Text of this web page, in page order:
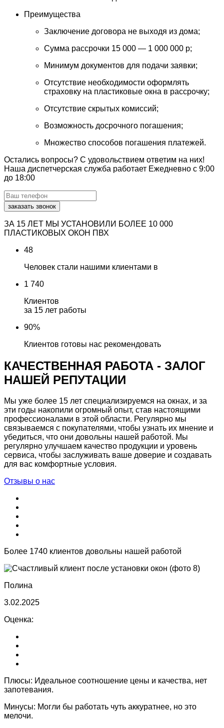
Преимущества
Заключение договора не выходя из дома;
Сумма рассрочки 15 000 — 1 000 000 p;
Минимум документов для подачи заявки;
Отсутствие необходимости оформлять
страховку на пластиковые окна в рассрочку;
Отсутствие скрытых комиссий;
Возможность досрочного погашения;
Множество способов погашения платежей.
Остались вопросы? С удовольствием ответим на них!
Наша диспетчерская служба работает Ежедневно с 9:00
до 18:00
заказать звонок
ЗА 15 ЛЕТ МЫ УСТАНОВИЛИ БОЛЕЕ 10 000
ПЛАСТИКОВЫХ ОКОН ПВХ
48
Человек стали нашими клиентами в
1 740
Клиентов
за 15 лет работы
90%
Клиентов готовы нас рекомендовать
КАЧЕСТВЕННАЯ РАБОТА - ЗАЛОГ
НАШЕЙ РЕПУТАЦИИ
Мы уже более 15 лет специализируемся на окнах, и за
эти годы накопили огромный опыт, став настоящими
профессионалами в этой области. Регулярно мы
связываемся с покупателями, чтобы узнать их мнение и
убедиться, что они довольны нашей работой. Мы
регулярно улучшаем качество продукции и уровень
сервиса, чтобы заслуживать ваше доверие и создавать
для вас комфортные условия.
Отзывы о нас
Более 1740 клиентов довольны нашей работой
Полина
3.02.2025
Оценка:
Плюсы: Идеальное соотношение цены и качества, нет
запотевания.
Минусы: Могли бы работать чуть аккуратнее, но это
мелочи.